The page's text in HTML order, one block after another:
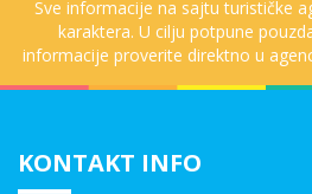
Sve informacije na sajtu turističke
karaktera. U cilju potpune
informacije proverite direktno u
KONTAKT INFO